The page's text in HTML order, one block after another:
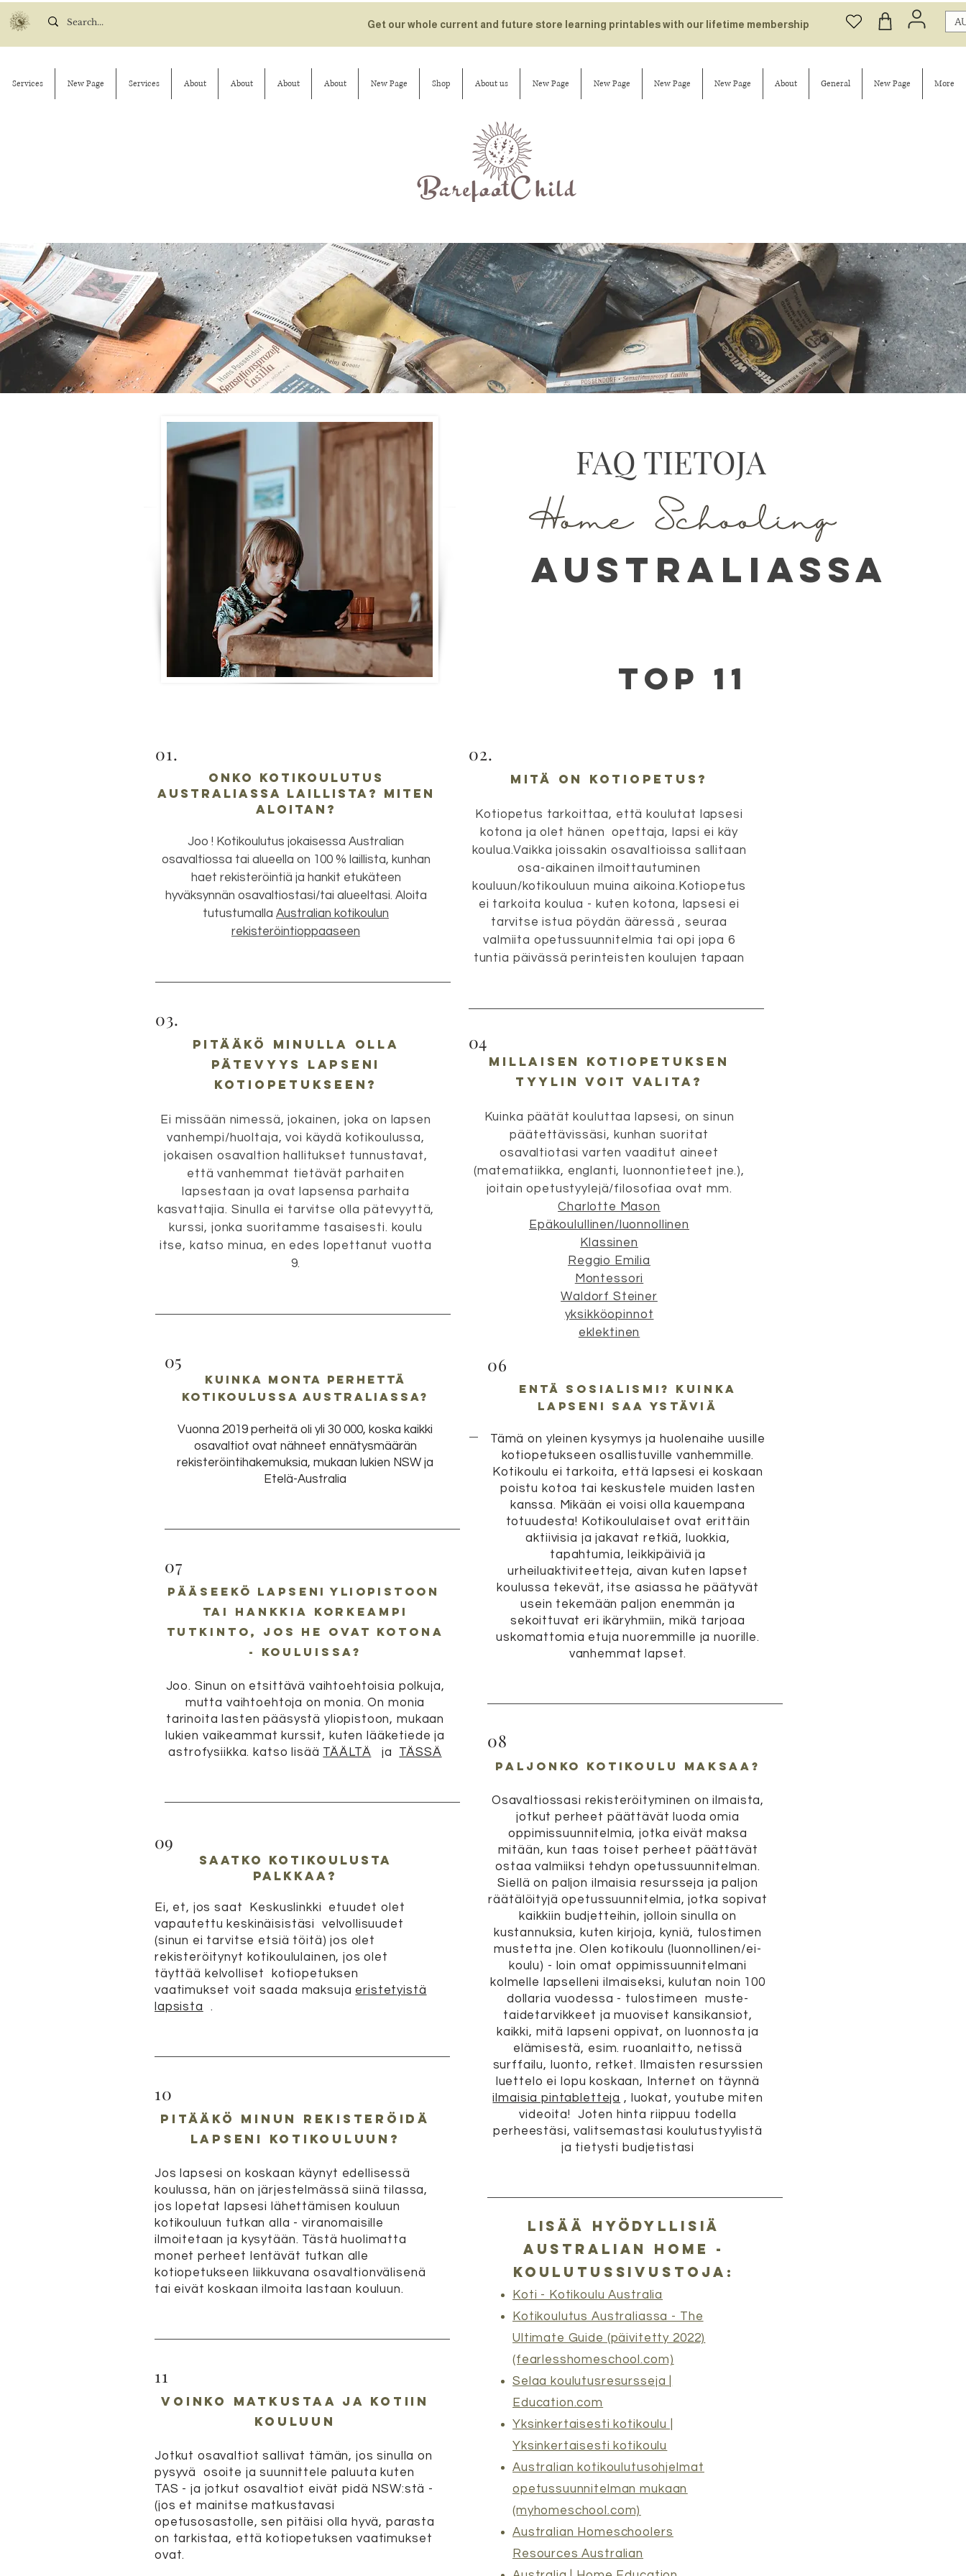
Get our whole current and future store learning printables with our lifetime membership
Services New Page Services About About About About New Page Shop About us New Page New Page New Page New Page About General New Page More
FAQ TIETOJA
Australiassa
top 11
01.
Onko kotikoulutus
Australiassa laillista? Miten
aloitan?
Joo ! Kotikoulutus jokaisessa Australian
osavaltiossa tai alueella on 100 % laillista, kunhan
haet rekisteröintiä ja hankit etukäteen
hyväksynnän osavaltiostasi/tai alueeltasi. Aloita
tutustumalla Australian kotikoulun
rekisteröintioppaaseen
03.
Pitääkö minulla olla
pätevyys lapseni
kotiopetukseen?
Ei missään nimessä, jokainen, joka on lapsen
vanhempi/huoltaja, voi käydä kotikoulussa,
jokaisen osavaltion hallitukset tunnustavat,
että vanhemmat tietävät parhaiten
lapsestaan ja ovat lapsensa parhaita
kasvattajia. Sinulla ei tarvitse olla pätevyyttä,
kurssi, jonka suoritamme tasaisesti. koulu
itse, katso minua, en edes lopettanut vuotta
9.
02.
mitä on kotiopetus?
Kotiopetus tarkoittaa, että koulutat lapsesi
kotona ja olet hänen opettaja, lapsi ei käy
koulua.Vaikka joissakin osavaltioissa sallitaan
osa-aikainen ilmoittautuminen
kouluun/kotikouluun muina aikoina.Kotiopetus
ei tarkoita koulua - kuten kotona, lapsesi ei
tarvitse istua pöydän ääressä , seuraa
valmiita opetussuunnitelmia tai opi jopa 6
tuntia päivässä perinteisten koulujen tapaan
04
Millaisen kotiopetuksen
tyylin voit valita?
Kuinka päätät kouluttaa lapsesi, on sinun
päätettävissäsi, kunhan suoritat
osavaltiotasi varten vaaditut aineet
(matematiikka, englanti, luonnontieteet jne.),
joitain opetustyylejä/filosofiaa ovat mm.
Charlotte Mason
Epäkoulullinen/luonnollinen
Klassinen
Reggio Emilia
Montessori
Waldorf Steiner
yksikköopinnot
eklektinen
05
Kuinka monta perhettä
kotikoulussa Australiassa?
Vuonna 2019 perheitä oli yli 30 000, koska kaikki
osavaltiot ovat nähneet ennätysmäärän
rekisteröintihakemuksia, mukaan lukien NSW ja
Etelä-Australia
07
pääseekö lapseni yliopistoon
tai hankkia korkeampi
tutkinto, jos he ovat kotona
- kouluissa?
Joo. Sinun on etsittävä vaihtoehtoisia polkuja,
mutta vaihtoehtoja on monia. On monia
tarinoita lasten pääsystä yliopistoon, mukaan
lukien vaikeammat kurssit, kuten lääketiede ja
astrofysiikka. katso lisää TÄÄLTÄ ja TÄSSÄ
06
entä sosialismi? kuinka
lapseni saa ystäviä
Tämä on yleinen kysymys ja huolenaihe uusille
kotiopetukseen osallistuville vanhemmille.
Kotikoulu ei tarkoita, että lapsesi ei koskaan
poistu kotoa tai keskustele muiden lasten
kanssa. Mikään ei voisi olla kauempana
totuudesta! Kotikoululaiset ovat erittäin
aktiivisia ja jakavat retkiä, luokkia,
tapahtumia, leikkipäiviä ja
urheiluaktiviteetteja, aivan kuten lapset
koulussa tekevät, itse asiassa he päätyvät
usein tekemään paljon enemmän ja
sekoittuvat eri ikäryhmiin, mikä tarjoaa
uskomattomia etuja nuoremmille ja nuorille.
vanhemmat lapset.
08
Paljonko kotikoulu maksaa?
Osavaltiossasi rekisteröityminen on ilmaista,
jotkut perheet päättävät luoda omia
oppimissuunnitelmia, jotka eivät maksa
mitään, kun taas toiset perheet päättävät
ostaa valmiiksi tehdyn opetussuunnitelman.
Siellä on paljon ilmaisia resursseja ja paljon
räätälöityjä opetussuunnitelmia, jotka sopivat
kaikkiin budjetteihin, jolloin sinulla on
kustannuksia, kuten kirjoja, kyniä, tulostimen
mustetta jne. Olen kotikoulu (luonnollinen/ei-
koulu) - loin omat oppimissuunnitelmani
kolmelle lapselleni ilmaiseksi, kulutan noin 100
dollaria vuodessa - tulostimeen muste-
taidetarvikkeet ja muoviset kansikansiot,
kaikki, mitä lapseni oppivat, on luonnosta ja
elämisestä, esim. ruoanlaitto, netissä
surffailu, luonto, retket. Ilmaisten resurssien
luettelo ei lopu koskaan, Internet on täynnä
ilmaisia pintabletteja , luokat, youtube miten
videoita! Joten hinta riippuu todella
perheestäsi, valitsemastasi koulutustyylistä
ja tietysti budjetistasi
09
saatko kotikoulusta
palkkaa?
Ei, et, jos saat Keskuslinkki
etuudet olet
vapautettu keskinäisistäsi
velvollisuudet
(sinun ei tarvitse etsiä töitä) jos olet
rekisteröitynyt kotikoululainen, jos olet
täyttää kelvolliset
kotiopetuksen
vaatimukset voit saada maksuja eristetyistä
lapsista
.
10
pitääkö minun rekisteröidä
lapseni kotikouluun?
Jos lapsesi on koskaan käynyt edellisessä
koulussa, hän on järjestelmässä siinä tilassa,
jos lopetat lapsesi lähettämisen kouluun
kotikouluun tutkan alla - viranomaisille
ilmoitetaan ja kysytään. Tästä huolimatta
monet perheet lentävät tutkan alle
kotiopetukseen liikkuvana osavaltionvälisenä
tai eivät koskaan ilmoita lastaan kouluun.
11
voinko matkustaa ja kotiin
kouluun
Jotkut osavaltiot sallivat tämän, jos sinulla on
pysyvä
osoite ja suunnittele paluuta kuten
TAS - ja jotkut osavaltiot eivät pidä NSW:stä -
(jos et mainitse matkustavasi
opetusosastolle, sen pitäisi olla hyvä, parasta
on tarkistaa, että kotiopetuksen vaatimukset
ovat.
lisää hyödyllisiä
Australian Home -
koulutussivustoja:
Koti - Kotikoulu Australia
Kotikoulutus Australiassa - The
Ultimate Guide (päivitetty 2022)
(fearlesshomeschool.com)
Selaa koulutusresursseja |
Education.com
Yksinkertaisesti kotikoulu |
Yksinkertaisesti kotikoulu
Australian kotikoulutusohjelmat
opetussuunnitelman mukaan
(myhomeschool.com)
Australian Homeschoolers
Resources Australian